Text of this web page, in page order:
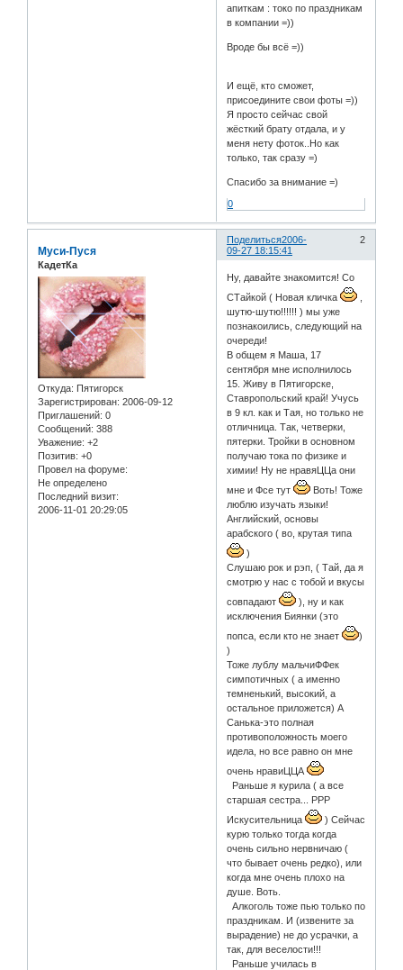
апиткам : токо по праздникам
в компании =))
Вроде бы всё =))
И ещё, кто сможет,
присоедините свои фоты =))
Я просто сейчас свой
жёсткий брату отдала, и у
меня нету фоток..Но как
только, так сразу =)
Спасибо за внимание =)
0
Поделиться 2
2006-
09-27 18:15:41
Муси-Пуся
КадетКа
Откуда: Пятигорск
Зарегистрирован: 2006-09-12
Приглашений: 0
Сообщений: 388
Уважение: +2
Позитив: +0
Провел на форуме:
Не определено
Последний визит:
2006-11-01 20:29:05
Ну, давайте знакомится! Со
СТайкой ( Новая кличка
шутю-шутю!!!!!! ) мы уже
познакоились, следующий на
очереди!
В общем я Маша, 17
сентября мне исполнилось
15. Живу в Пятигорске,
Ставропольский край! Учусь
в 9 кл. как и Тая, но только не
отличница. Так, четверки,
пятерки. Тройки в основном
получаю тока по физике и
химии! Ну не нравяЦЦа они
мне и Фсе тут
Воть! Тоже
люблю изучать языки!
Английский, основы
арабского ( во, крутая типа
)
Слушаю рок и рэп, ( Тай, да я
смотрю у нас с тобой и вкусы
совпадают
), ну и как
исключения Биянки (это
попса, если кто не знает
)
)
Тоже лублу мальчиФФек
симпотичных ( а именно
темненький, высокий, а
остальное приложется) А
Санька-это полная
противоположность моего
идела, но все равно он мне
очень нравиЦЦА
Раньше я курила ( а все
старшая сестра... РРР
Искусительница
) Сейчас
курю только тогда когда
очень сильно нервничаю (
что бывает очень редко), или
когда мне очень плохо на
душе. Воть.
Алкоголь тоже пью только по
праздникам. И (извените за
вырадение) не до усрачки, а
так, для веселости!!!
Раньше училась в